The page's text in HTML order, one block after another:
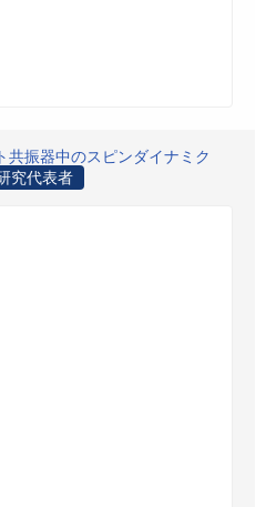
共振器中のスピンダイナミク
究代表者